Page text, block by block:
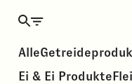
Alle
Ei & Ei Produkte